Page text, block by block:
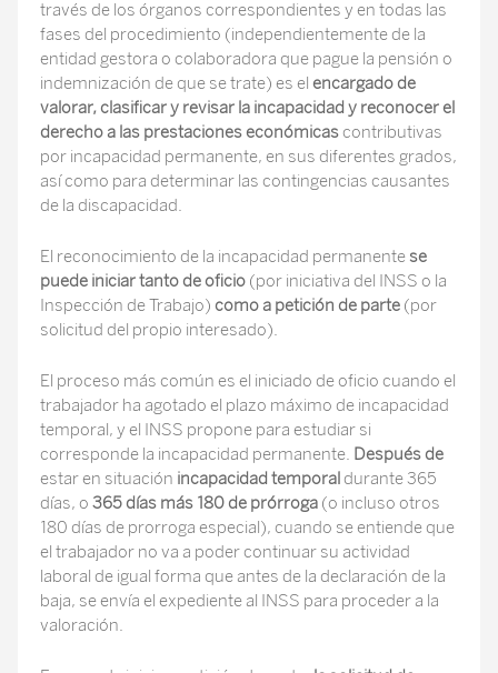
través de los órganos correspondientes y en todas las
fases del procedimiento (independientemente de la
entidad gestora o colaboradora que pague la pensión o
indemnización de que se trate) es el encargado de
valorar, clasificar y revisar la incapacidad y reconocer el
derecho a las prestaciones económicas contributivas
por incapacidad permanente, en sus diferentes grados,
así como para determinar las contingencias causantes
de la discapacidad.
El reconocimiento de la incapacidad permanente se
puede iniciar tanto de oficio (por iniciativa del INSS o la
Inspección de Trabajo) como a petición de parte (por
solicitud del propio interesado).
El proceso más común es el iniciado de oficio cuando el
trabajador ha agotado el plazo máximo de incapacidad
temporal, y el INSS propone para estudiar si
corresponde la incapacidad permanente. Después de
estar en situación incapacidad temporal durante 365
días, o 365 días más 180 de prórroga (o incluso otros
180 días de prorroga especial), cuando se entiende que
el trabajador no va a poder continuar su actividad
laboral de igual forma que antes de la declaración de la
baja, se envía el expediente al INSS para proceder a la
valoración.